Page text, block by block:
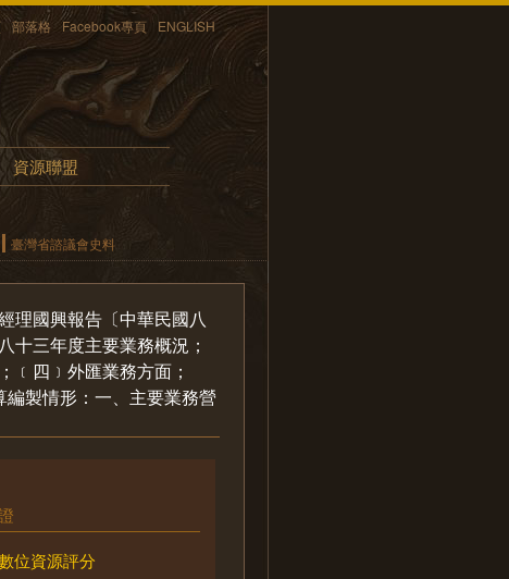
部落格 Facebook專頁 ENGLISH
資源聯盟
臺灣省諮議會史料
理國興報告〔中華民國八
十三年度主要業務概況；
﹝四﹞外匯業務方面；
製情形：一、主要業務營
位資源評分